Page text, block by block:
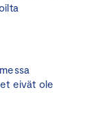
eivät ole